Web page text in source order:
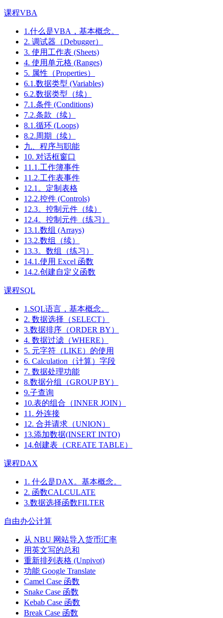
课程VBA
1.什么是VBA，基本概念。
2. 调试器（Debugger）
3. 使用工作表 (Sheets)
4. 使用单元格 (Ranges)
5. 属性（Properties）
6.1.数据类型 (Variables)
6.2.数据类型（续）
7.1.条件 (Conditions)
7.2.条款（续）
8.1.循环 (Loops)
8.2.周期（续）
九、程序与职能
10. 对话框窗口
11.1.工作簿事件
11.2.工作表事件
12.1。定制表格
12.2.控件 (Controls)
12.3。控制元件（续）
12.4。控制元件（练习）
13.1.数组 (Arrays)
13.2.数组（续）
13.3。数组（练习）
14.1.使用 Excel 函数
14.2.创建自定义函数
课程SQL
1.SQL语言，基本概念。
2. 数据选择（SELECT）
3.数据排序（ORDER BY）
4. 数据过滤（WHERE）
5. 元字符（LIKE）的使用
6. Calculation（计算）字段
7. 数据处理功能
8.数据分组（GROUP BY）
9.子查询
10.表的组合（INNER JOIN）
11. 外连接
12. 合并请求（UNION）
13.添加数据(INSERT INTO)
14.创建表（CREATE TABLE）
课程DAX
1. 什么是DAX。基本概念。
2. 函数CALCULATE
3.数据选择函数FILTER
自由办公计算
从 NBU 网站导入货币汇率
用英文写的总和
重新排列表格 (Unpivot)
功能 Google Translate
Camel Case 函数
Snake Case 函数
Kebab Case 函数
Break Case 函数